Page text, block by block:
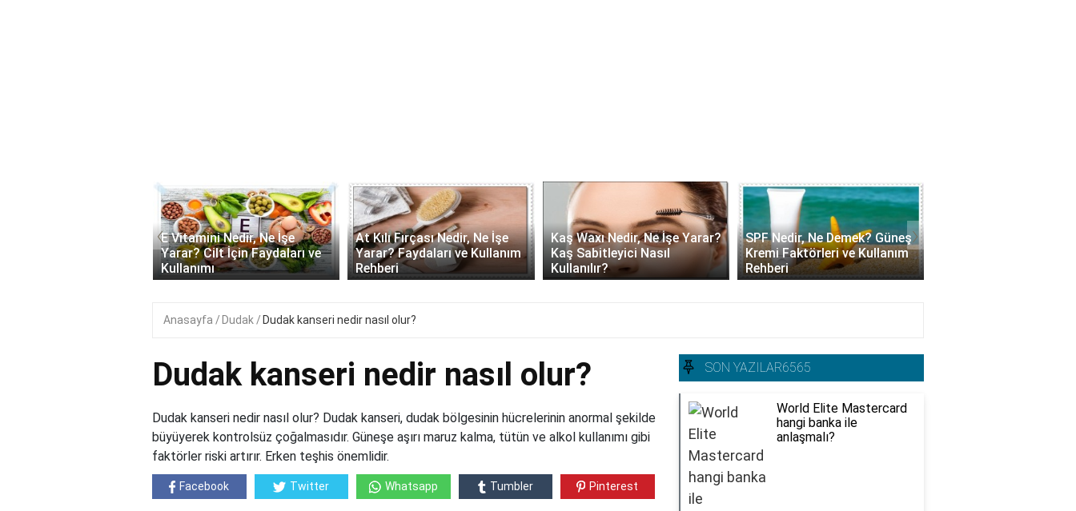
E Vitamini Nedir, Ne İşe
Yarar? Cilt İçin Faydaları ve
Kullanımı
At Kılı Fırçası Nedir, Ne İşe
Yarar? Faydaları ve Kullanım
Rehberi
Kaş Waxı Nedir, Ne İşe Yarar?
Kaş Sabitleyici Nasıl
Kullanılır?
SPF Nedir, Ne Demek? Güneş
Kremi Faktörleri ve Kullanım
Rehberi
‹ ›
Anasayfa Dudak Dudak kanseri nedir nasıl olur?
Dudak kanseri nedir nasıl olur?
Dudak kanseri nedir nasıl olur? Dudak kanseri, dudak bölgesinin hücrelerinin anormal şekilde
büyüyerek kontrolsüz çoğalmasıdır. Güneşe aşırı maruz kalma, tütün ve alkol kullanımı gibi
faktörler riski artırır. Erken teşhis önemlidir.
Facebook Twitter Whatsapp Tumbler Pinterest
SON YAZILAR6565
World Elite Mastercard
hangi banka ile
anlaşmalı?